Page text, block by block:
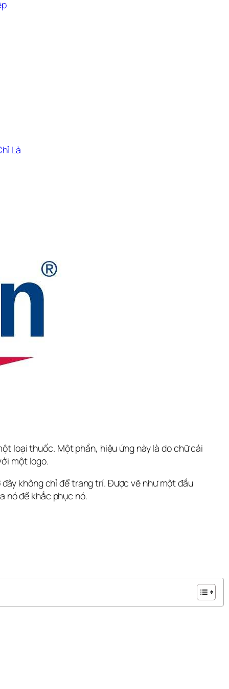
Là
loại thuốc. Một phần, hiệu ứng này là do chữ cái
một logo.
không chỉ để trang trí. Được vẽ như một đầu
nó để khắc phục nó.